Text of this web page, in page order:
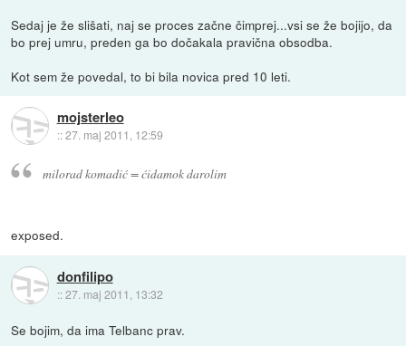
Sedaj je že slišati, naj se proces začne čimprej...vsi se že bojijo, da
bo prej umru, preden ga bo dočakala pravična obsodba.
Kot sem že povedal, to bi bila novica pred 10 leti.
mojsterleo
::27. maj 2011, 12:59
milorad komadić = ćidamok darolim
exposed.
donfilipo
::27. maj 2011, 13:32
Se bojim, da ima Telbanc prav.